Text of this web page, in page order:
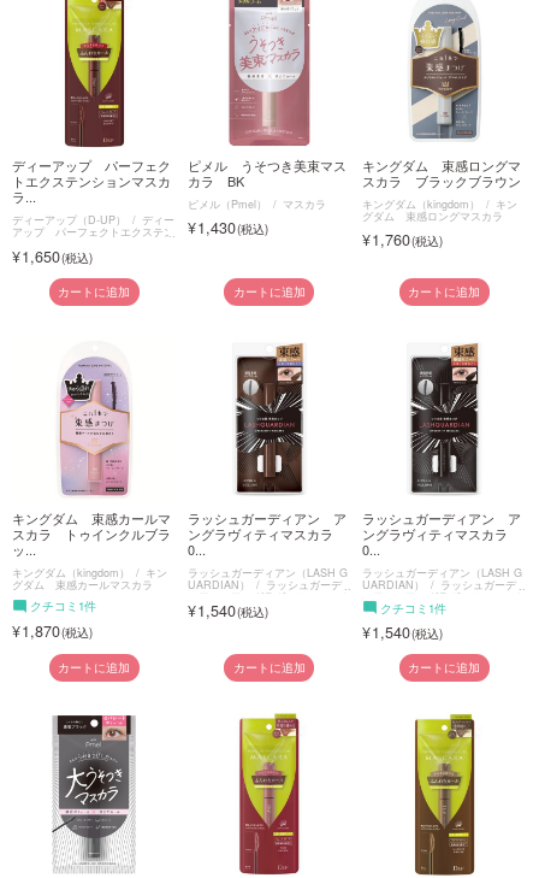
ディーアップ パーフェク
トエクステンションマスカ
ラ...
ディーアップ（D-UP） ディー
アップ パーフェクトエクステン
1,650
カートに追加
ピメル うそつき美束マス
カラ BK
ピメル（Pmel） マスカラ
1,430
カートに追加
キングダム 束感ロングマ
スカラ ブラックブラウン
キングダム（kingdom） キン
グダム 束感ロングマスカラ
1,760
カートに追加
キングダム 束感カールマ
スカラ トゥインクルブラ
ッ...
キングダム（kingdom） キン
グダム 束感カールマスカラ
クチコミ1件
1,870
カートに追加
ラッシュガーディアン ア
ングラヴィティマスカラ
0...
ラッシュガーディアン（LASH G
UARDIAN） ラッシュガーデ
ィアン アングラヴィティマスカ
ラ1,540
カートに追加
ラッシュガーディアン ア
ングラヴィティマスカラ
0...
ラッシュガーディアン（LASH G
UARDIAN） ラッシュガーデ
ィアン アングラヴィティマスカ
ラ クチコミ1件
1,540
カートに追加